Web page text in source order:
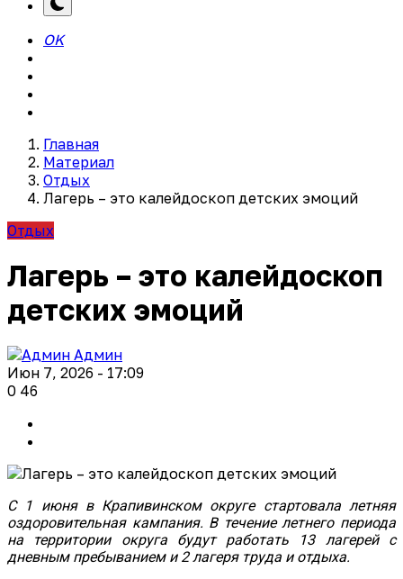
OK
Главная
Материал
Отдых
Лагерь – это калейдоскоп детских эмоций
Отдых
Лагерь – это калейдоскоп
детских эмоций
Админ
Июн 7, 2026 - 17:09
0 46
С 1 июня в Крапивинском округе стартовала летняя
оздоровительная кампания. В течение летнего периода
на территории округа будут работать 13 лагерей с
дневным пребыванием и 2 лагеря труда и отдыха.